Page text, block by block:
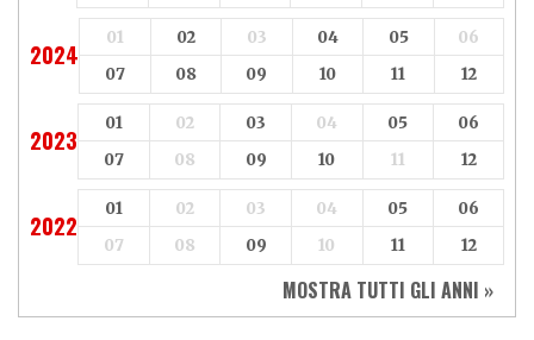
2024
01 02 03 04 05
06
07
08 09 10 11 12
2023
01 02 03 04 05
06
07
08 09 10 11 12
2022
01 02 03 04 05
06
07
08 09 10 11 12
MOSTRA TUTTI GLI ANNI »